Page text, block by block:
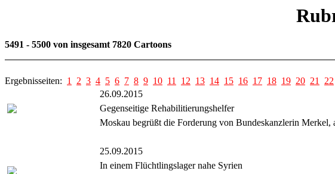
5491 - 5500 von insgesamt 7820 Cartoons
Ergebnisseiten: 1 2 3 4 5 6 7 8 9 10 11 12 13 14 15 16 17 18 19 20 21 22
26.09.2015
Gegenseitige Rehabilitierungshelfer
Moskau begrüßt die Forderung von Bundeskanzlerin
25.09.2015
In einem Flüchtlingslager nahe Syrien